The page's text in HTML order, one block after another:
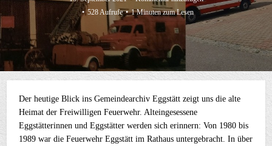
528 Aufrufe
1 Minuten zum Lesen
Der heutige Blick ins Gemeindearchiv Eggstätt zeigt uns die alte
Heimat der Freiwilligen Feuerwehr. Alteingesessene
Eggstätterinnen und Eggstätter werden sich erinnern: Von 1980 bis
1989 war die Feuerwehr Eggstätt im Rathaus untergebracht. In über